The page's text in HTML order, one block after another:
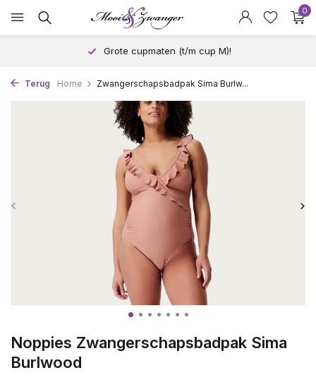
0
Grote cupmaten (t/m cup M)!
Terug Home Zwangerschapsbadpak Sima Burlw...
Noppies Zwangerschapsbadpak Sima
Burlwood